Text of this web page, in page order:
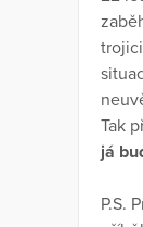
Tak
já
P.S.